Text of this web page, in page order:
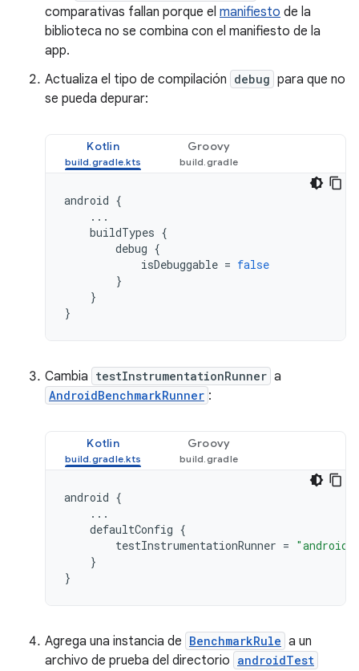
comparativas fallan porque el manifiesto de la
biblioteca no se combina con el manifiesto de la
app.
Actualiza el tipo de compilación debug para que no
se pueda depurar:
Kotlin Groovy
android {
...
buildTypes {
debug {
isDebuggable = false
}
}
}
Cambia testInstrumentationRunner a
AndroidBenchmarkRunner :
Kotlin Groovy
android {
...
defaultConfig {
testInstrumentationRunner =
}
}
Agrega una instancia de BenchmarkRule a un
archivo de prueba del directorio androidTest